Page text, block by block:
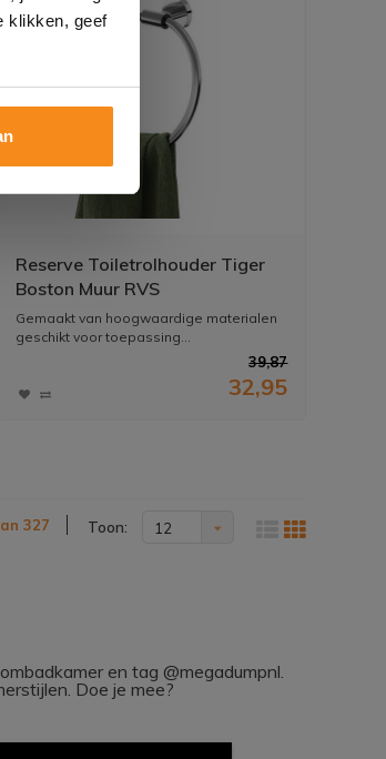
klikken, geef
Reserve Toiletrolhouder Tiger
Boston Muur RVS
Gemaakt van hoogwaardige materialen
geschikt voor toepassing...
39,87
32,95
327 Toon: 12
en tag @megadumpnl.
Doe je mee?